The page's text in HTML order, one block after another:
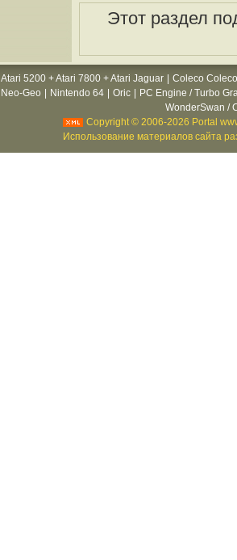
Этот раздел
Atari 5200 + Atari 7800 + Atari Jaguar
Coleco
Neo-Geo Nintendo 64 Oric
PC Engine / Turbo
WonderSwan /
Copyright © 2006-2026 Portal
Использование материалов сайта